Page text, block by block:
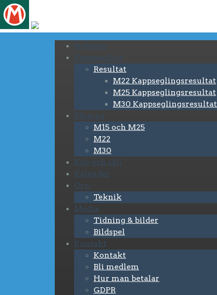
Nyheter
Kappsegling
Resultat
M22 Kappseglingsresultat
M25 Kappseglingsresultat
M30 Kappseglingsresultat
Båtarna
M15 och M25
M22
M30
Köp och sälj
Kalender
Org.
Teknik
Media
Tidning & bilder
Bildspel
Kontakt
Kontakt
Bli medlem
Hur man betalar
GDPR